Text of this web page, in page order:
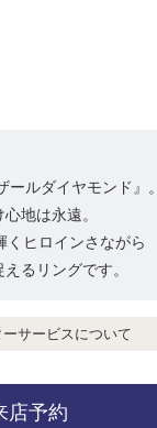
ルダイヤモンド』。
地は永遠。
くヒロインさながら
るリングです。
ーサービスについて
店予約